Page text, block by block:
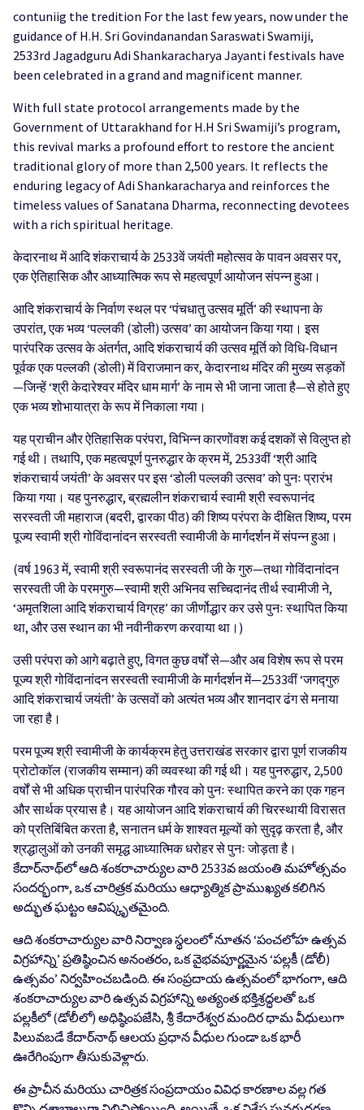
contuniig the tredition For the last few years, now under the
guidance of H.H. Sri Govindanandan Saraswati Swamiji,
2533rd Jagadguru Adi Shankaracharya Jayanti festivals have
been celebrated in a grand and magnificent manner.
With full state protocol arrangements made by the
Government of Uttarakhand for H.H Sri Swamiji’s program,
this revival marks a profound effort to restore the ancient
traditional glory of more than 2,500 years. It reflects the
enduring legacy of Adi Shankaracharya and reinforces the
timeless values of Sanatana Dharma, reconnecting devotees
with a rich spiritual heritage.
केदारनाथ में आदि शंकराचार्य के 2533वें जयंती महोत्सव के पावन अवसर पर,
एक ऐतिहासिक और आध्यात्मिक रूप से महत्वपूर्ण आयोजन संपन्न हुआ।
आदि शंकराचार्य के निर्वाण स्थल पर ‘पंचधातु उत्सव मूर्ति’ की स्थापना के
उपरांत, एक भव्य ‘पल्लकी (डोली) उत्सव’ का आयोजन किया गया। इस
पारंपरिक उत्सव के अंतर्गत, आदि शंकराचार्य की उत्सव मूर्ति को विधि-विधान
पूर्वक एक पल्लकी (डोली) में विराजमान कर, केदारनाथ मंदिर की मुख्य सड़कों
—जिन्हें ‘श्री केदारेश्वर मंदिर धाम मार्ग’ के नाम से भी जाना जाता है—से होते हुए
एक भव्य शोभायात्रा के रूप में निकाला गया।
यह प्राचीन और ऐतिहासिक परंपरा, विभिन्न कारणोंवश कई दशकों से विलुप्त हो
गई थी। तथापि, एक महत्वपूर्ण पुनरुद्धार के क्रम में, 2533वीं ‘श्री आदि
शंकराचार्य जयंती’ के अवसर पर इस ‘डोली पल्लकी उत्सव’ को पुनः प्रारंभ
किया गया। यह पुनरुद्धार, ब्रह्मलीन शंकराचार्य स्वामी श्री स्वरूपानंद
सरस्वती जी महाराज (बदरी, द्वारका पीठ) की शिष्य परंपरा के दीक्षित शिष्य, परम
पूज्य स्वामी श्री गोविंदानांदन सरस्वती स्वामीजी के मार्गदर्शन में संपन्न हुआ।
(वर्ष 1963 में, स्वामी श्री स्वरूपानंद सरस्वती जी के गुरु—तथा गोविंदानांदन
सरस्वती जी के परमगुरु—स्वामी श्री अभिनव सच्चिदानंद तीर्थ स्वामीजी ने,
‘अमृतशिला आदि शंकराचार्य विग्रह’ का जीर्णोद्धार कर उसे पुनः स्थापित किया
था, और उस स्थान का भी नवीनीकरण करवाया था।)
उसी परंपरा को आगे बढ़ाते हुए, विगत कुछ वर्षों से—और अब विशेष रूप से परम
पूज्य श्री गोविंदानांदन सरस्वती स्वामीजी के मार्गदर्शन में—2533वीं ‘जगद्गुरु
आदि शंकराचार्य जयंती’ के उत्सवों को अत्यंत भव्य और शानदार ढंग से मनाया
जा रहा है।
परम पूज्य श्री स्वामीजी के कार्यक्रम हेतु उत्तराखंड सरकार द्वारा पूर्ण राजकीय
प्रोटोकॉल (राजकीय सम्मान) की व्यवस्था की गई थी। यह पुनरुद्धार, 2,500
वर्षों से भी अधिक प्राचीन पारंपरिक गौरव को पुनः स्थापित करने का एक गहन
और सार्थक प्रयास है। यह आयोजन आदि शंकराचार्य की चिरस्थायी विरासत
को प्रतिबिंबित करता है, सनातन धर्म के शाश्वत मूल्यों को सुदृढ़ करता है, और
श्रद्धालुओं को उनकी समृद्ध आध्यात्मिक धरोहर से पुनः जोड़ता है।
కేదార్‌నాథ్‌లో ఆది శంకరాచార్యుల వారి 2533వ జయంతి మహోత్సవం
సందర్భంగా, ఒక చారిత్రక మరియు ఆధ్యాత్మిక ప్రాముఖ్యత కలిగిన
అద్భుత ఘట్టం ఆవిష్కృతమైంది.
ఆది శంకరాచార్యుల వారి నిర్వాణ స్థలంలో నూతన ‘పంచలోహ ఉత్సవ
విగ్రహాన్ని’ ప్రతిష్ఠించిన అనంతరం, ఒక వైభవపూర్ణమైన ‘పల్లకీ (డోలీ)
ఉత్సవం’ నిర్వహించబడింది. ఈ సంప్రదాయ ఉత్సవంలో భాగంగా, ఆది
శంకరాచార్యుల వారి ఉత్సవ విగ్రహాన్ని అత్యంత భక్తిశ్రద్ధలతో ఒక
పల్లకీలో (డోలీలో) అధిష్ఠింపజేసి, శ్రీ కేదారేశ్వర మందిర ధామ వీధులుగా
పిలువబడే కేదార్‌నాథ్ ఆలయ ప్రధాన వీధుల గుండా ఒక భారీ
ఊరేగింపుగా తీసుకువెళ్లారు.
ఈ ప్రాచీన మరియు చారిత్రక సంప్రదాయం వివిధ కారణాల వల్ల గత